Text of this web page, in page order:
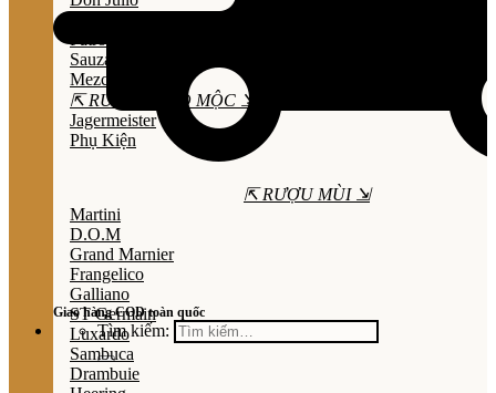
Giao hàng COD toàn quốc
Tìm kiếm:
Sauza
Mezcal
⇱ RƯỢU THẢO MỘC ⇲
Jagermeister
Phụ Kiện
⇱ RƯỢU MÙI ⇲
Martini
D.O.M
Grand Marnier
Frangelico
Galliano
ST Germain
Luxardo
Sambuca
Drambuie